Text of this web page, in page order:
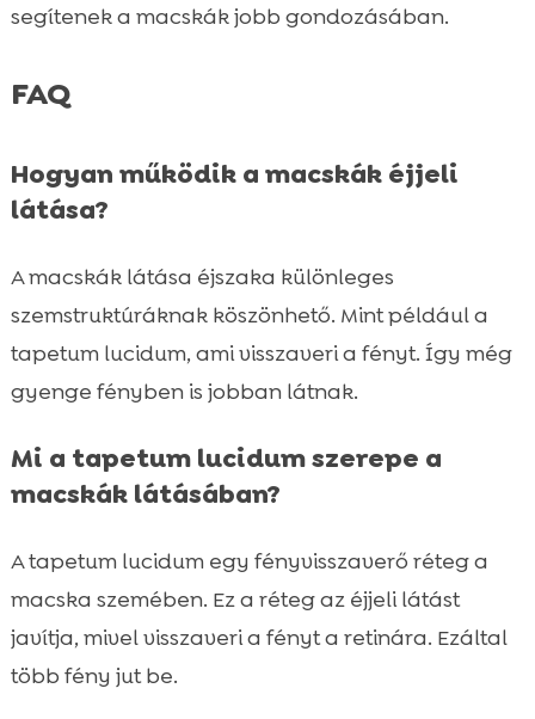
segítenek a macskák jobb gondozásában.
FAQ
Hogyan működik a macskák éjjeli
látása?
A macskák látása éjszaka különleges
szemstruktúráknak köszönhető. Mint például a
tapetum lucidum, ami visszaveri a fényt. Így még
gyenge fényben is jobban látnak.
Mi a tapetum lucidum szerepe a
macskák látásában?
A tapetum lucidum egy fényvisszaverő réteg a
macska szemében. Ez a réteg az éjjeli látást
javítja, mivel visszaveri a fényt a retinára. Ezáltal
több fény jut be.